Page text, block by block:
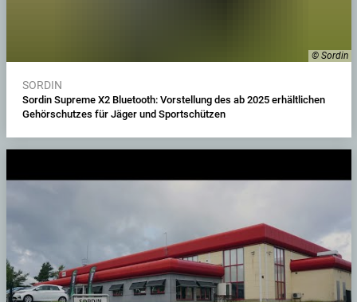
© Sordin
SORDIN
Sordin Supreme X2 Bluetooth: Vorstellung des ab 2025 erhältlichen
Gehörschutzes für Jäger und Sportschützen